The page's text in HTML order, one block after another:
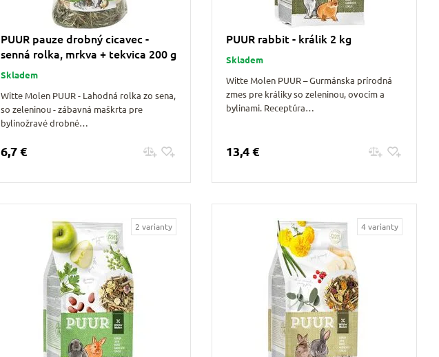
PUUR pauze drobný cicavec -
senná rolka, mrkva + tekvica 200 g
Skladem
Witte Molen PUUR - Lahodná rolka zo sena,
so zeleninou - zábavná maškrta pre
bylinožravé drobné…
6,7 €
PUUR rabbit - králik 2 kg
Skladem
Witte Molen PUUR – Gurmánska prírodná
zmes pre králiky so zeleninou, ovocím a
bylinami. Receptúra…
13,4 €
2 varianty 4 varianty